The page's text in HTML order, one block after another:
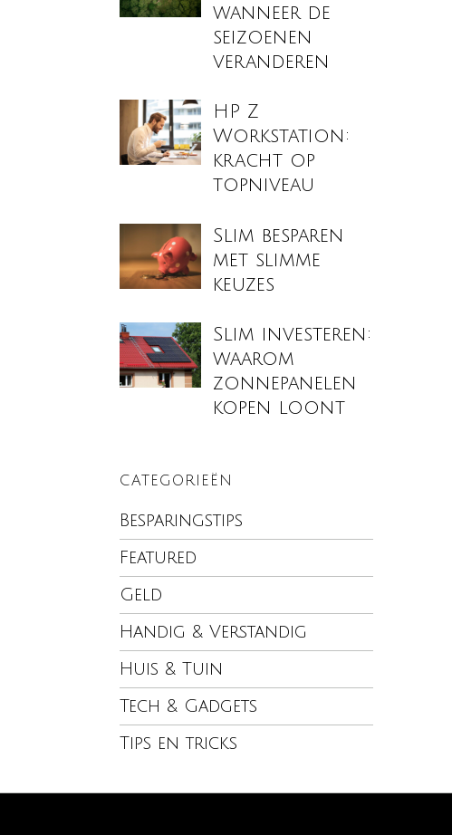
wanneer de
seizoenen
veranderen
HP Z
Workstation:
kracht op
topniveau
Slim besparen
met slimme
keuzes
Slim investeren:
waarom
zonnepanelen
kopen loont
CATEGORIEËN
Besparingstips
Featured
Geld
Handig & Verstandig
Huis & Tuin
Tech & Gadgets
Tips en tricks